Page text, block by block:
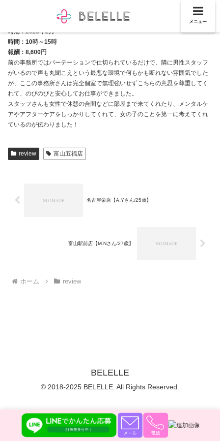
時期：2023年2月
時間：10時～15時
報酬：8,600円
前の事務所ではパーテーションで仕切られているだけで、隣に男性スタッフ
がいるので声も丸聞こえという最悪な環境で何もかも断れない雰囲気でした
が、ここの事務所さんは完全個室で無理強いせずこちらの意思を尊重してく
れて、のびのびと安心してお仕事ができました。
スタッフさんも女性で休憩の合間などに部屋まで来てくれたり、メンタルケ
アやアフターケアをしっかりしてくれて、女の子のことを第一に考えてくれ
ているのが伝わりました！
review 富山五福店
名古屋栄店【A.Yさん/25歳】
富山駅前店【M.Nさん/27歳】
ホーム review
BELELLE
© 2018-2025 BELELLE. All Rights Reserved.
メニュー